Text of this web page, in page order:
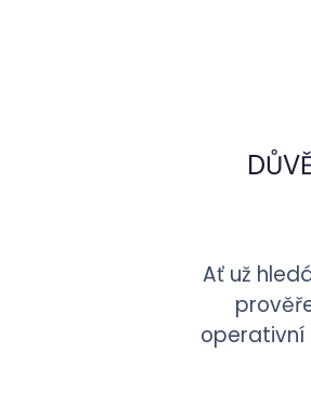
Ať už
operativní